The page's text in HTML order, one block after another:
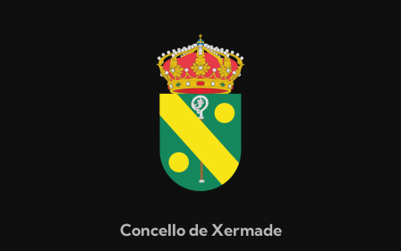
Concello de Xermade